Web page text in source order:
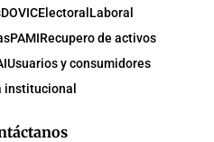
DOVICElectoralLaboral
PAMIRecupero de activos
Usuarios y consumidores
institucional